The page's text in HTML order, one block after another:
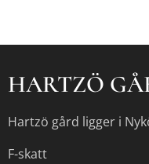
HARTZÖ
Hartzö gård ligger i
F-skatt